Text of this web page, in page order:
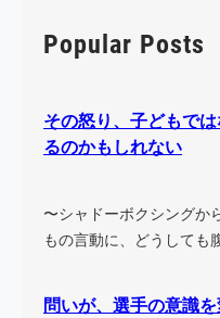
r
cPopular Posts
その怒り、子どもで
るのかもしれない
〜シャドーボクシングか
もの言動に、どうしても
問いが、選手の意識